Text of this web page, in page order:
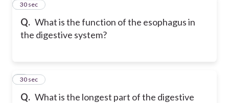
Q. What is the function of the esophagus in
the digestive system?
5
30 sec
Q. What is the longest part of the digestive
6
30 sec